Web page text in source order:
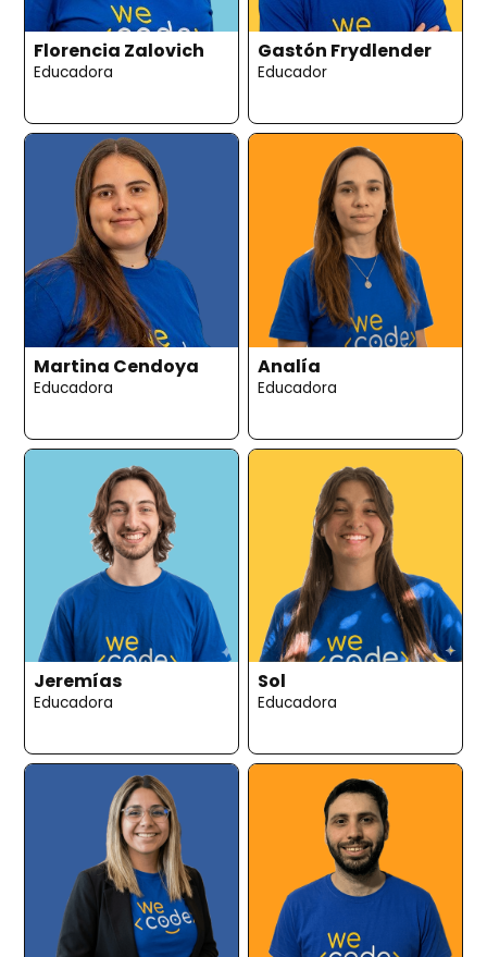
Florencia Zalovich
Educadora
Gastón Frydlender
Educador
Martina Cendoya
Educadora
Analía
Educadora
Jeremías
Educadora
Sol
Educadora